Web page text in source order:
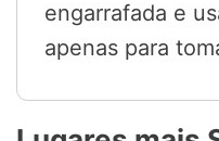
engarrafada e
apenas para